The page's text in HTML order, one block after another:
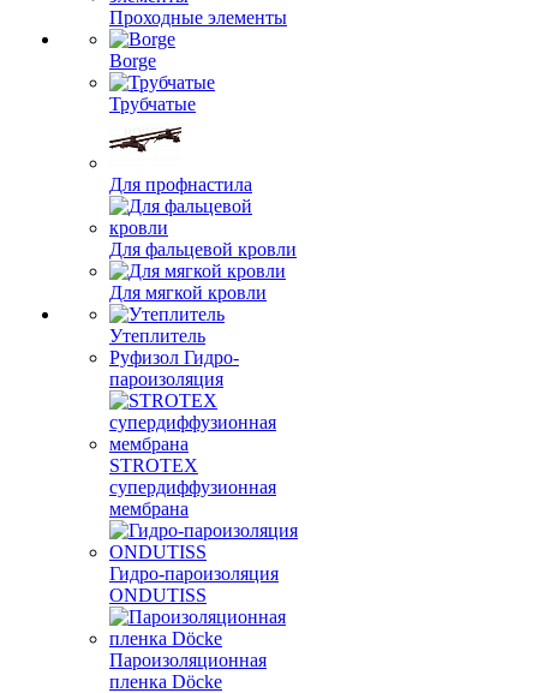
Проходные элементы
Borge
Трубчатые
Для профнастила
Для фальцевой кровли
Для мягкой кровли
Утеплитель
Руфизол Гидро-
пароизоляция
STROTEX
супердиффузионная
мембрана
Гидро-пароизоляция
ONDUTISS
Пароизоляционная
пленка Döcke